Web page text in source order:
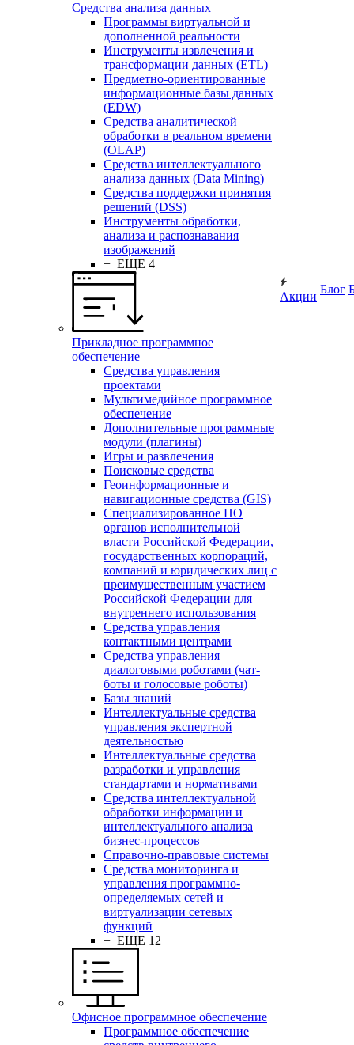
Средства анализа данных
Программы виртуальной и
дополненной реальности
Инструменты извлечения и
трансформации данных (ETL)
Предметно-ориентированные
информационные базы данных
(EDW)
Средства аналитической
обработки в реальном времени
(OLAP)
Средства интеллектуального
анализа данных (Data Mining)
Средства поддержки принятия
решений (DSS)
Инструменты обработки,
анализа и распознавания
изображений
+ ЕЩЕ 4
Прикладное программное
обеспечение
Средства управления
проектами
Мультимедийное программное
обеспечение
Дополнительные программные
модули (плагины)
Игры и развлечения
Поисковые средства
Геоинформационные и
навигационные средства (GIS)
Специализированное ПО
органов исполнительной
власти Российской Федерации,
государственных корпораций,
компаний и юридических лиц с
преимущественным участием
Российской Федерации для
внутреннего использования
Средства управления
контактными центрами
Средства управления
диалоговыми роботами (чат-
боты и голосовые роботы)
Базы знаний
Интеллектуальные средства
управления экспертной
деятельностью
Интеллектуальные средства
разработки и управления
стандартами и нормативами
Средства интеллектуальной
обработки информации и
интеллектуального анализа
бизнес-процессов
Справочно-правовые системы
Средства мониторинга и
управления программно-
определяемых сетей и
виртуализации сетевых
функций
+ ЕЩЕ 12
Офисное программное обеспечение
Программное обеспечение
Акции
Блог